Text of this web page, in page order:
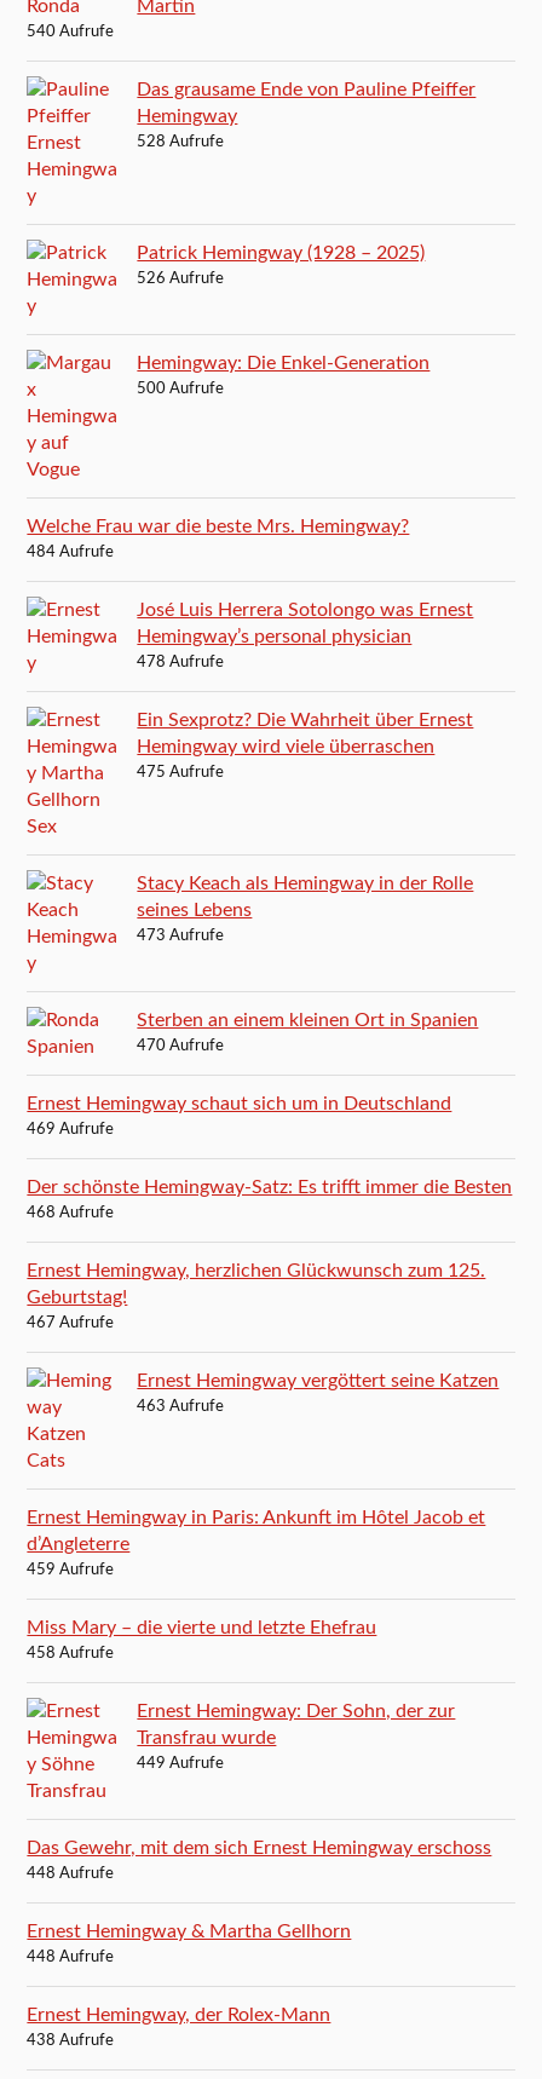
Martín
540 Aufrufe
Das grausame Ende von Pauline Pfeiffer
Hemingway
528 Aufrufe
Patrick Hemingway (1928 – 2025)
526 Aufrufe
Hemingway: Die Enkel-Generation
500 Aufrufe
Welche Frau war die beste Mrs. Hemingway?
484 Aufrufe
José Luis Herrera Sotolongo was Ernest
Hemingway’s personal physician
478 Aufrufe
Ein Sexprotz? Die Wahrheit über Ernest
Hemingway wird viele überraschen
475 Aufrufe
Stacy Keach als Hemingway in der Rolle
seines Lebens
473 Aufrufe
Sterben an einem kleinen Ort in Spanien
470 Aufrufe
Ernest Hemingway schaut sich um in Deutschland
469 Aufrufe
Der schönste Hemingway-Satz: Es trifft immer die Besten
468 Aufrufe
Ernest Hemingway, herzlichen Glückwunsch zum 125.
Geburtstag!
467 Aufrufe
Ernest Hemingway vergöttert seine Katzen
463 Aufrufe
Ernest Hemingway in Paris: Ankunft im Hôtel Jacob et
d’Angleterre
459 Aufrufe
Miss Mary – die vierte und letzte Ehefrau
458 Aufrufe
Ernest Hemingway: Der Sohn, der zur
Transfrau wurde
449 Aufrufe
Das Gewehr, mit dem sich Ernest Hemingway erschoss
448 Aufrufe
Ernest Hemingway & Martha Gellhorn
448 Aufrufe
Ernest Hemingway, der Rolex-Mann
438 Aufrufe